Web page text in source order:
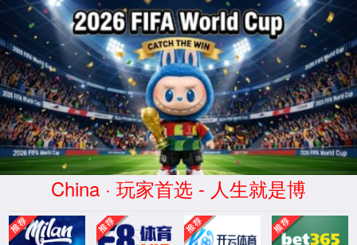
官方网站-www.2007.com-太阳
集团(股份)有限公司
13714780575
语言
English